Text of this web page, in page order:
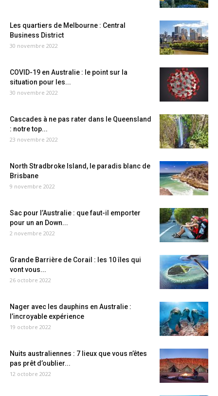
Les quartiers de Melbourne : Central
Business District
30 novembre 2022
COVID-19 en Australie : le point sur la
situation pour les...
30 novembre 2022
Cascades à ne pas rater dans le Queensland
: notre top...
23 novembre 2022
North Stradbroke Island, le paradis blanc de
Brisbane
9 novembre 2022
Sac pour l’Australie : que faut-il emporter
pour un an Down...
2 novembre 2022
Grande Barrière de Corail : les 10 îles qui
vont vous...
26 octobre 2022
Nager avec les dauphins en Australie :
l’incroyable expérience
19 octobre 2022
Nuits australiennes : 7 lieux que vous n’êtes
pas prêt d’oublier...
12 octobre 2022